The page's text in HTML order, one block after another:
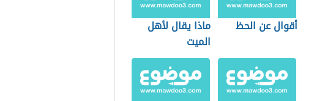
أقوال عن الحظ
ماذا يقال لأهل
الميت